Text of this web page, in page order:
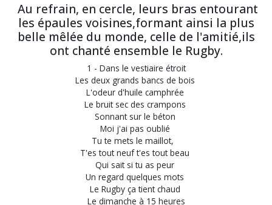
Au refrain, en cercle, leurs bras entourant
les épaules voisines,formant ainsi la plus
belle mêlée du monde, celle de l'amitié,ils
ont chanté ensemble le Rugby.
1 - Dans le vestiaire étroit
Les deux grands bancs de bois
L'odeur d'huile camphrée
Le bruit sec des crampons
Sonnant sur le béton
Moi j'ai pas oublié
Tu te mets le maillot,
T'es tout neuf t'es tout beau
Qui sait si tu as peur
Un regard quelques mots
Le Rugby ça tient chaud
Le dimanche à 15 heures